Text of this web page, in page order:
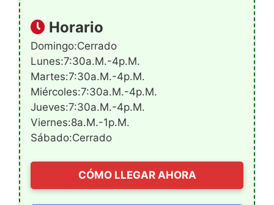
Horario
Domingo:Cerrado
Lunes:7:30a.m.-4p.m.
Martes:7:30a.m.-4p.m.
Miércoles:7:30a.m.-4p.m.
Jueves:7:30a.m.-4p.m.
Viernes:8a.m.-1p.m.
Sábado:Cerrado
CÓMO LLEGAR AHORA